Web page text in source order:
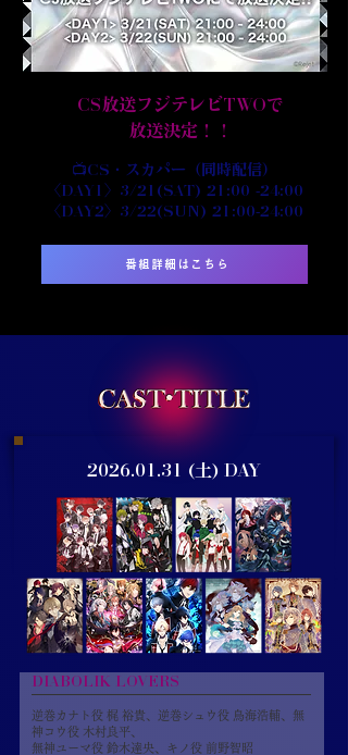
CS放送フジテレビTWOで
放送決定！！
📺CS・スカパー（同時配信）
〈DAY1〉3/21(SAT) 21:00 -24:00
〈DAY2〉3/22(SUN) 21:00-24:00
番組詳細はこちら
2026.01.31 (土) DAY
DIABOLIK LOVERS
逆巻カナト役 梶 裕貴、逆巻シュウ役 鳥海浩輔、無
神コウ役 木村良平、
無神ユーマ役 鈴木達央、キノ役 前野智昭